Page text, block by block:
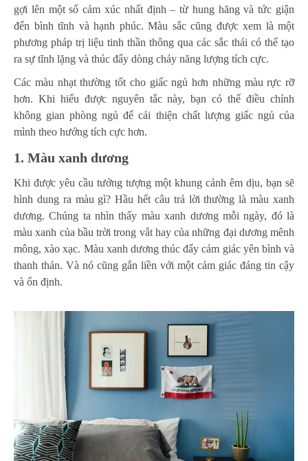
gợi lên một số cảm xúc nhất định – từ hung hăng và tức giận
đến bình tĩnh và hạnh phúc. Màu sắc cũng được xem là một
phương pháp trị liệu tinh thần thông qua các sắc thái có thể tạo
ra sự tĩnh lặng và thúc đẩy dòng chảy năng lượng tích cực.
Các màu nhạt thường tốt cho giấc ngủ hơn những màu rực rỡ
hơn. Khi hiểu được nguyên tắc này, bạn có thể điều chỉnh
không gian phòng ngủ để cải thiện chất lượng giấc ngủ của
mình theo hướng tích cực hơn.
1. Màu xanh dương
Khi được yêu cầu tưởng tượng một khung cảnh êm dịu, bạn sẽ
hình dung ra màu gì? Hầu hết câu trả lời thường là màu xanh
dương. Chúng ta nhìn thấy màu xanh dương mỗi ngày, đó là
màu xanh của bầu trời trong vắt hay của những đại dương mênh
mông, xào xạc. Màu xanh dương thúc đẩy cảm giác yên bình và
thanh thản. Và nó cũng gắn liền với một cảm giác đáng tin cậy
và ổn định.